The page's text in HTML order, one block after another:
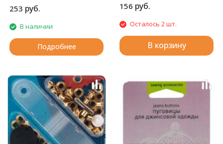
обеспечения толщины между
слоями ткани не менее 1-2 мм
используйте подкладочную
ткань. Всегда работайте на
плоской устойчивой
поверхности, защищенной
инструмент арт. 408.NT.
253 руб.
В наличии
Подробнее
156 руб.
Осталось 2 шт.
В корзину